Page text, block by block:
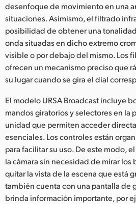
desenfoque de movimiento en una
situaciones. Asimismo, el filtrado
posibilidad de obtener una
onda situadas en dicho extremo
visible o por debajo del mismo. Los
ofrecen un mecanismo preciso que
su lugar cuando se gira el dial
El modelo URSA Broadcast incluye
mandos giratorios y selectores en la
unidad que permiten acceder
esenciales. Los controles están
para facilitar su uso. De este modo,
la cámara sin necesidad de mirar
quitar la vista de la escena que está
también cuenta con una pantalla de
brinda información importante, por